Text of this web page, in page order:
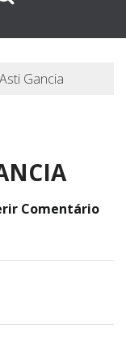
Gancia
Comentário